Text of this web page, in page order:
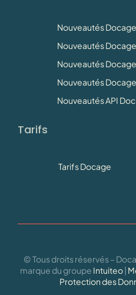
Nouveautés Docage
Nouveautés
Nouveautés
Nouveautés
Nouveautés API
Tarifs
Tarifs Docage
© Tous droits réservés –
marque du groupe Intuiteo|
Protection des